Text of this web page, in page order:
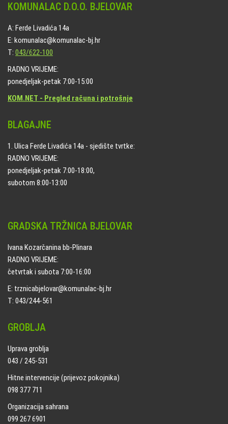
KOMUNALAC D.O.O. BJELOVAR
A: Ferde Livadića 14a
E: komunalac@komunalac-bj.hr
T: 043/622-100
RADNO VRIJEME:
ponedjeljak-petak 7:00-15:00
KOM.NET - Pregled računa i potrošnje
BLAGAJNE
1. Ulica Ferde Livadića 14a - sjedište tvrtke:
RADNO VRIJEME:
ponedjeljak-petak 7:00-18:00,
subotom 8:00-13:00
GRADSKA TRŽNICA BJELOVAR
Ivana Kozarčanina bb-Plinara
RADNO VRIJEME:
četvrtak i subota 7:00-16:00
E: trznicabjelovar@komunalac-bj.hr
T: 043/244-561
GROBLJA
Uprava groblja
043 / 245-531
Hitne intervencije (prijevoz pokojnika)
098 377 711
Organizacija sahrana
099 267 6901